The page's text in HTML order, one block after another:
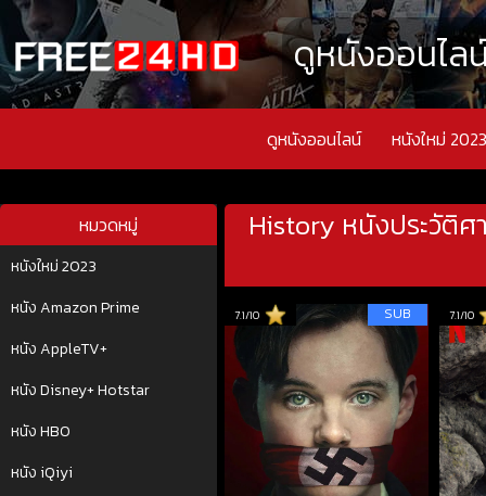
ดูหนังออนไล
ดูหนังออนไลน์ หนังใหม่ 2023
หมวดหมู่
หนังใหม่ 2023
หนัง Amazon Prime
หนัง AppleTV+
หนัง Disney+ Hotstar
หนัง HBO
หนัง iQiyi
History หนังประวัติ
7.1/10 SUB 7.1/10